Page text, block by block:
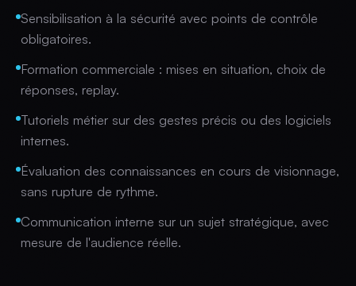
Sensibilisation à la sécurité avec points de contrôle
obligatoires.
Formation commerciale : mises en situation, choix de
réponses, replay.
Tutoriels métier sur des gestes précis ou des logiciels
internes.
Évaluation des connaissances en cours de visionnage,
sans rupture de rythme.
Communication interne sur un sujet stratégique, avec
mesure de l'audience réelle.